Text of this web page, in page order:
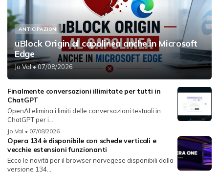
ANTICIPAZIONI
uBlock Origin al capolinea anche in Microsoft
Edge
Jo Val• 07/08/2026
Finalmente conversazioni illimitate per tutti in
ChatGPT
OpenAI elimina i limiti delle conversazioni testuali in
ChatGPT per i...
Jo Val • 07/08/2026
Opera 134 è disponibile con schede verticali e
vecchie estensioni funzionanti
Ecco le novità per il browser norvegese disponibili dalla
versione 134...